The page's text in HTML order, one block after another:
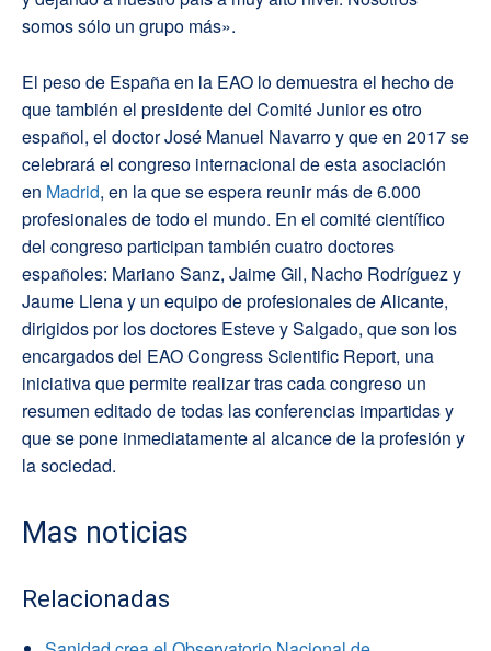
somos sólo un grupo más».
El peso de España en la EAO lo demuestra el hecho de
que también el presidente del Comité Junior es otro
español, el doctor José Manuel Navarro y que en 2017 se
celebrará el congreso internacional de esta asociación
en Madrid, en la que se espera reunir más de 6.000
profesionales de todo el mundo. En el comité científico
del congreso participan también cuatro doctores
españoles: Mariano Sanz, Jaime Gil, Nacho Rodríguez y
Jaume Llena y un equipo de profesionales de Alicante,
dirigidos por los doctores Esteve y Salgado, que son los
encargados del EAO Congress Scientific Report, una
iniciativa que permite realizar tras cada congreso un
resumen editado de todas las conferencias impartidas y
que se pone inmediatamente al alcance de la profesión y
la sociedad.
Mas noticias
Relacionadas